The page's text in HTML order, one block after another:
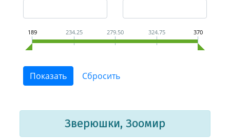
189 234.25 279.50 324.75 370
Зверюшки, Зоомир